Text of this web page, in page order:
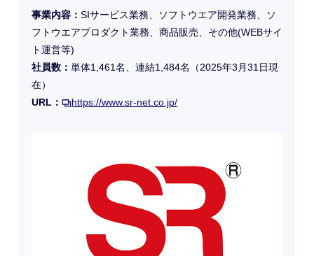
事業内容： SIサービス業務、ソフトウエア開発業務、ソ
フトウエアプロダクト業務、商品販売、その他(WEBサイ
ト運営等)
社員数： 単体1,461名、連結1,484名（2025年3月31日現
在）
URL：
https://www.sr-net.co.jp/